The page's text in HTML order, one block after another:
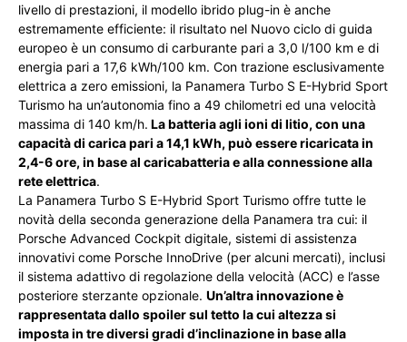
livello di prestazioni, il modello ibrido plug-in è anche
estremamente efficiente: il risultato nel Nuovo ciclo di guida
europeo è un consumo di carburante pari a 3,0 l/100 km e di
energia pari a 17,6 kWh/100 km. Con trazione esclusivamente
elettrica a zero emissioni, la Panamera Turbo S E-Hybrid Sport
Turismo ha un’autonomia fino a 49 chilometri ed una velocità
massima di 140 km/h. La batteria agli ioni di litio, con una
capacità di carica pari a 14,1 kWh, può essere ricaricata in
2,4-6 ore, in base al caricabatteria e alla connessione alla
rete elettrica.
La Panamera Turbo S E-Hybrid Sport Turismo offre tutte le
novità della seconda generazione della Panamera tra cui: il
Porsche Advanced Cockpit digitale, sistemi di assistenza
innovativi come Porsche InnoDrive (per alcuni mercati), inclusi
il sistema adattivo di regolazione della velocità (ACC) e l’asse
posteriore sterzante opzionale. Un’altra innovazione è
rappresentata dallo spoiler sul tetto la cui altezza si
imposta in tre diversi gradi d’inclinazione in base alla